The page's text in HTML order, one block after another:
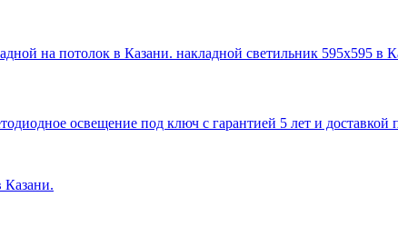
на потолок в Казани. накладной светильник 595х595 в
освещение под ключ с гарантией 5 лет и доставкой
Казани.